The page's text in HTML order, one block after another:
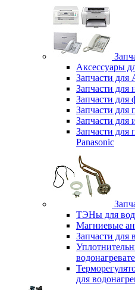
Аксессуары
Запчасти для
Запчасти для
Запчасти
Запчасти для
Запчасти для
Запчасти для
Panasonic
ТЭНы для
Магниевые
Запчасти для
для